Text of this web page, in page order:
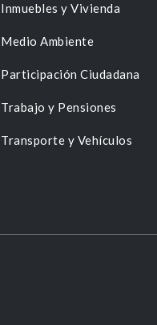
Inmuebles y Vivienda
Medio Ambiente
Participación Ciudadana
Trabajo y Pensiones
Transporte y Vehículos